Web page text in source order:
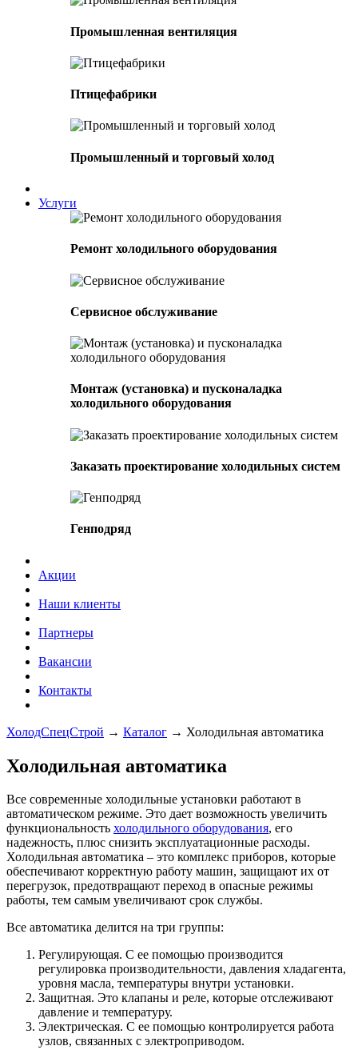
Промышленная вентиляция
Птицефабрики
Промышленный и торговый холод
Услуги
Ремонт холодильного оборудования
Сервисное обслуживание
Монтаж (установка) и пусконаладка
холодильного оборудования
Заказать проектирование холодильных систем
Генподряд
Акции
Наши клиенты
Партнеры
Вакансии
Контакты
ХолодСпецСтрой → Каталог → Холодильная автоматика
Холодильная автоматика
Все современные холодильные установки работают в
автоматическом режиме. Это дает возможность увеличить
функциональность холодильного оборудования, его
надежность, плюс снизить эксплуатационные расходы.
Холодильная автоматика – это комплекс приборов, которые
обеспечивают корректную работу машин, защищают их от
перегрузок, предотвращают переход в опасные режимы
работы, тем самым увеличивают срок службы.
Все автоматика делится на три группы:
Регулирующая. С ее помощью производится
регулировка производительности, давления хладагента,
уровня масла, температуры внутри установки.
Защитная. Это клапаны и реле, которые отслеживают
давление и температуру.
Электрическая. С ее помощью контролируется работа
узлов, связанных с электроприводом.